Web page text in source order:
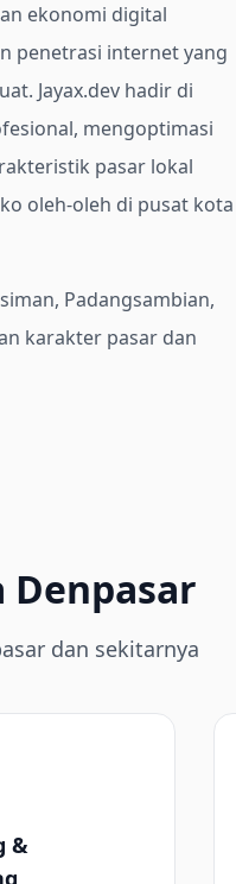
ekonomi digital
penetrasi internet yang
Jayax.dev hadir di
mengoptimasi
pasar lokal
oleh-oleh di pusat kota
Padangsambian,
karakter pasar dan
dan sekitarnya
&